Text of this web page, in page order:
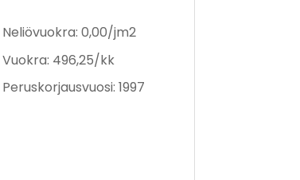
Neliövuokra: 0,00/jm2
Vuokra: 496,25/kk
Peruskorjausvuosi: 1997